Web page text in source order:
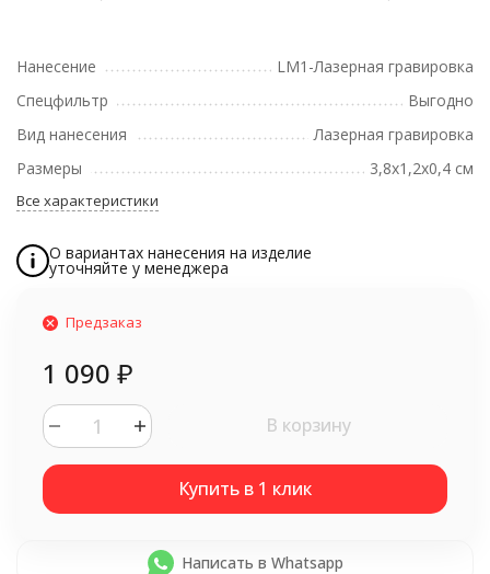
Нанесение
LM1-Лазерная гравировка
Спецфильтр
Выгодно
Вид нанесения
Лазерная гравировка
Размеры
3,8х1,2х0,4 см
Все характеристики
О вариантах нанесения на изделие
уточняйте у менеджера
Предзаказ
1 090 ₽
В корзину
Написать в Whatsapp